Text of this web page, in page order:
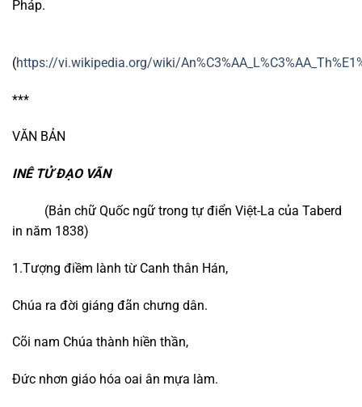
Pháp.
(https://vi.wikipedia.org/wiki/
***
VĂN BẢN
INÊ TỬ ĐẠO VÃN
(Bản chữ Quốc ngữ trong tự điển Việt-La của Taberd
in năm 1838)
1.Tượng điềm lành từ Canh thân Hán,
Chúa ra đời giáng đãn chưng dân.
Cõi nam Chúa thành hiền thần,
Đức nhơn giáo hóa oai ân mựa làm.